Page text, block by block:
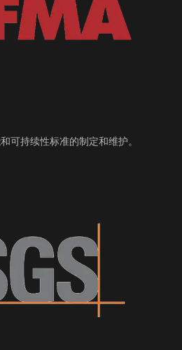
可持续性标准的制定和维护。